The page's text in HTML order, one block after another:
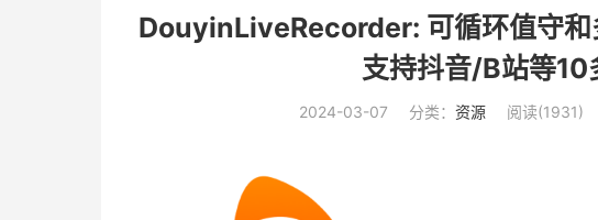
DouyinLiveRecorder: 可循环值守和
支持抖音/B站等10
2024-03-07 分类： 资源 阅读(1931)